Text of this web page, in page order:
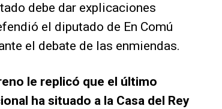
debe dar explicaciones
el diputado de En Comú
el debate de las enmiendas.
le replicó que el último
ha situado a la Casa del Rey